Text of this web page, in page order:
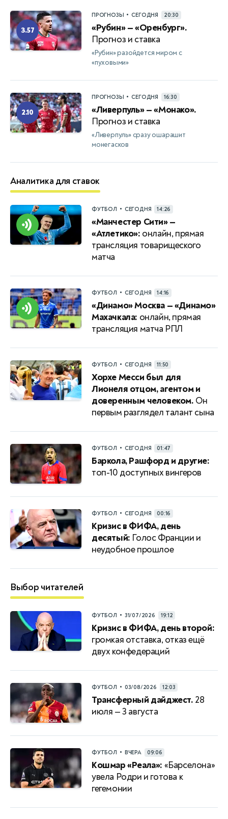
3.57
ПРОГНОЗЫ • СЕГОДНЯ 20:30
«Рубин» — «Оренбург».
Прогноз и ставка
«Рубин» разойдется миром с
«пуховыми»
2.10
ПРОГНОЗЫ • СЕГОДНЯ 16:30
«Ливерпуль» — «Монако».
Прогноз и ставка
«Ливерпуль» сразу ошарашит
монегасков
Аналитика для ставок
ФУТБОЛ • СЕГОДНЯ 14:26
«Манчестер Сити» —
«Атлетико»: онлайн, прямая
трансляция товарищеского
матча
ФУТБОЛ • СЕГОДНЯ 14:16
«Динамо» Москва — «Динамо»
Махачкала: онлайн, прямая
трансляция матча РПЛ
ФУТБОЛ • СЕГОДНЯ 11:50
Хорхе Месси был для
Лионеля отцом, агентом и
доверенным человеком. Он
первым разглядел талант сына
ФУТБОЛ • СЕГОДНЯ 01:47
Баркола, Рашфорд и другие:
топ-10 доступных вингеров
ФУТБОЛ • СЕГОДНЯ 00:16
Кризис в ФИФА, день
десятый: Голос Франции и
неудобное прошлое
Выбор читателей
ФУТБОЛ • 31/07/2026 19:12
Кризис в ФИФА, день второй:
громкая отставка, отказ ещё
двух конфедераций
ФУТБОЛ • 03/08/2026 12:03
Трансферный дайджест. 28
июля — 3 августа
ФУТБОЛ • ВЧЕРА 09:06
Кошмар «Реала»: «Барселона»
увела Родри и готова к
гегемонии